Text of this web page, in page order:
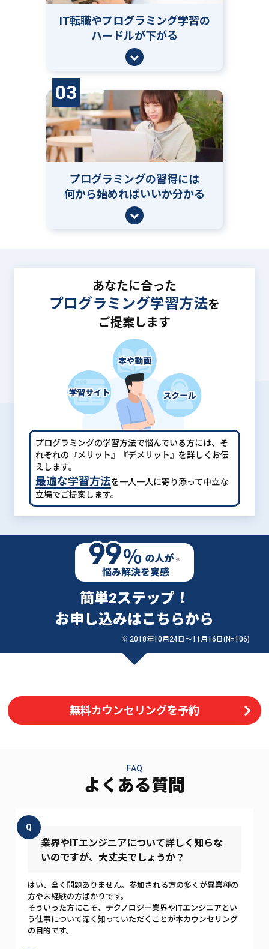
IT転職やプログラミング学習の
ハードルが下がる
03
プログラミングの習得には
何から始めればいいか分かる
あなたに合った
プログラミング学習方法を
ご提案します
プログラミングの学習方法で悩んでいる方には、 そ
れぞれの『メリット』『デメリット』を詳しくお伝
えします。
最適な学習方法を一人一人に寄り添って中立な
立場でご提案します。
簡単2ステップ！
お申し込みはこちらから
※ 2018年10月24日〜11月16日(N=106)
無料カウンセリングを予約
FAQ
よくある質問
Q
業界やITエンジニアについて詳しく知らな
いのですが、大丈夫でしょうか？
はい、全く問題ありません。参加される方の多くが異業種の
方や未経験の方ばかりです。
そういった方にこそ、テクノロジー業界やITエンジニアとい
う仕事について深く知っていただくことが本カウンセリング
の目的です。